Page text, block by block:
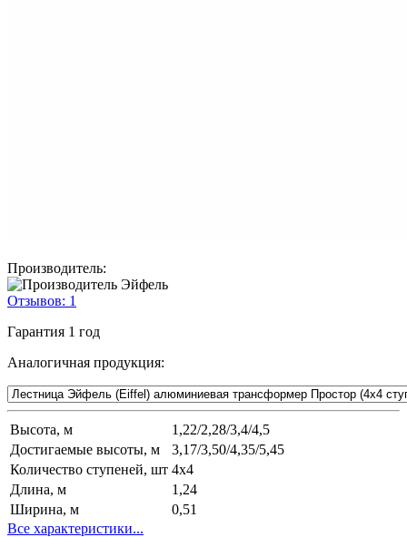
Производитель:
Отзывов: 1
Гарантия 1 год
Аналогичная продукция:
Высота, м
1,22/2,28/3,4/4,5
Достигаемые высоты, м
3,17/3,50/4,35/5,45
Количество ступеней, шт 4х4
Длина, м
1,24
Ширина, м
0,51
Все характеристики...